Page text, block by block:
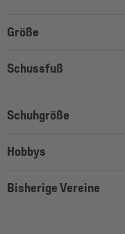
Größe
Schussfuß
Schuhgröße
Hobbys
Bisherige Vereine